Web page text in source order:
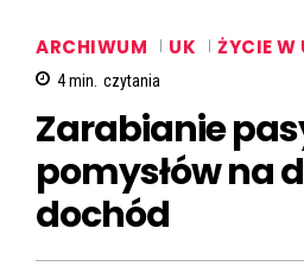
ARCHIWUM UK ŻYCIE W
4min. czytania
Zarabianie
pomysłów na
dochód